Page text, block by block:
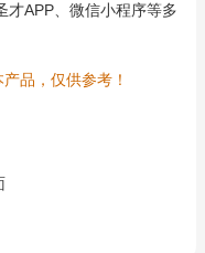
才APP、微信小程序等多
品，仅供参考！